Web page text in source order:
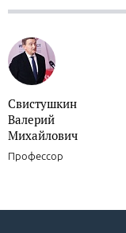
Свистушкин
Валерий
Михайлович
Профессор